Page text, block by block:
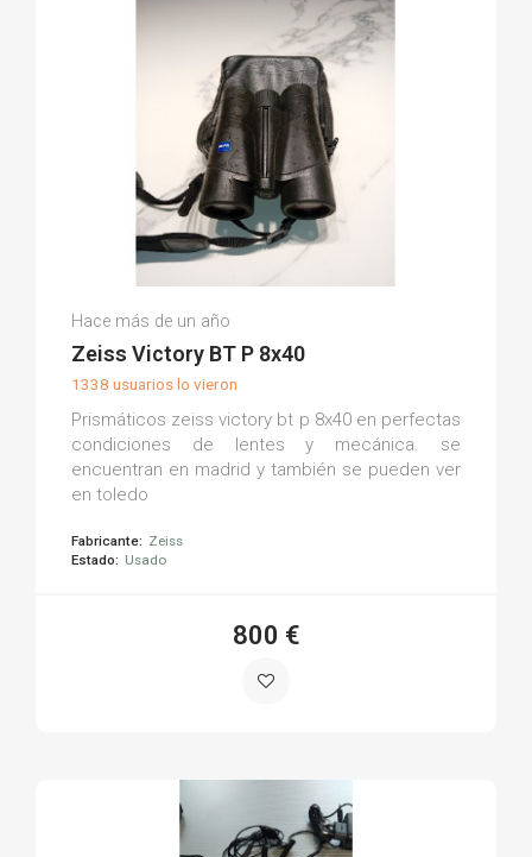
Teo R.
(0)
Hace más de un año
Zeiss Victory BT P 8x40
1338 usuarios lo vieron
Prismáticos zeiss victory bt p 8x40 en perfectas
condiciones de lentes y mecánica. se
encuentran en madrid y también se pueden ver
en toledo
Fabricante: Zeiss
Estado: Usado
800 €